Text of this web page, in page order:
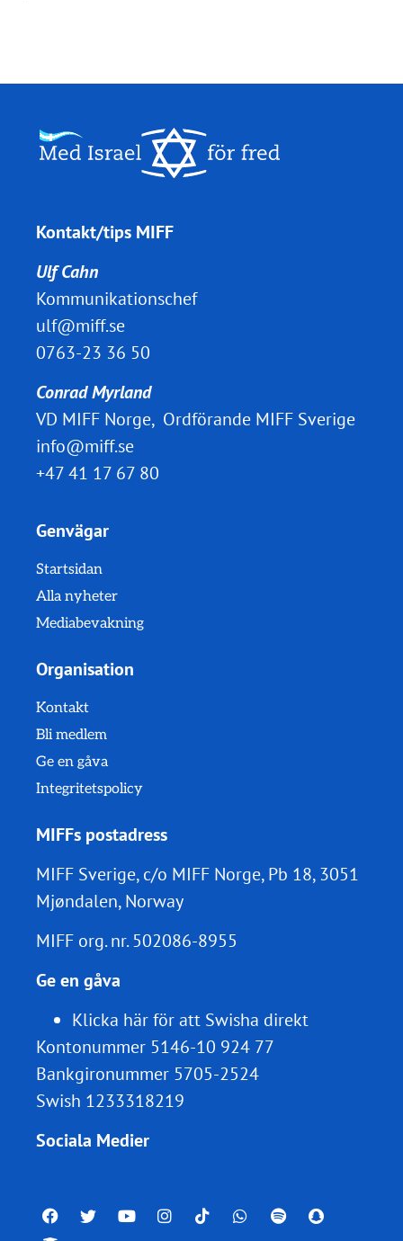
Kontakt/tips MIFF
Ulf Cahn
Kommunikationschef
ulf@miff.se
0763-23 36 50
Conrad Myrland
VD MIFF Norge, Ordförande MIFF Sverige
info@miff.se
+47 41 17 67 80
Genvägar
Startsidan
Alla nyheter
Mediabevakning
Organisation
Kontakt
Bli medlem
Ge en gåva
Integritetspolicy
MIFFs postadress
MIFF Sverige, c/o MIFF Norge, Pb 18, 3051
Mjøndalen, Norway
MIFF org. nr.502086-8955
Ge en gåva
Klicka här för att Swisha direkt
Kontonummer 5146-10 924 77
Bankgironummer 5705-2524
Swish 1233318219
Sociala Medier